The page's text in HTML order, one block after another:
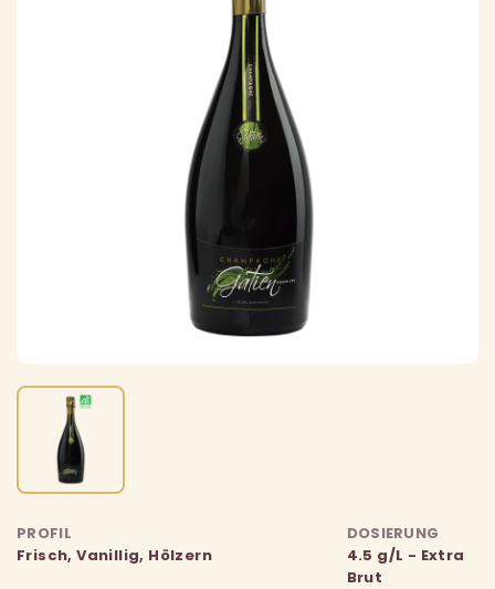
PROFIL
Frisch, Vanillig, Hölzern
DOSIERUNG
4.5 g/L - Extra
Brut